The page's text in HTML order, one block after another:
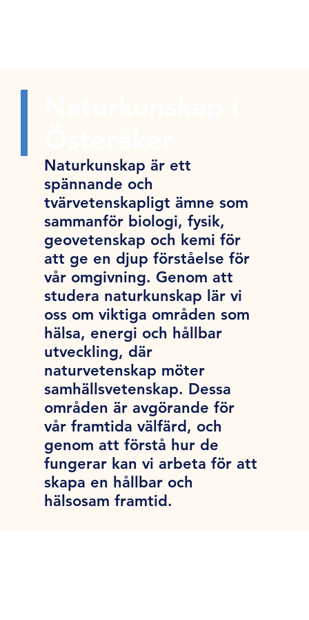
Naturkunskap är ett
spännande och
tvärvetenskapligt ämne som
sammanför biologi, fysik,
geovetenskap och kemi för
att ge en djup förståelse för
vår omgivning. Genom att
studera naturkunskap lär vi
oss om viktiga områden som
hälsa, energi och hållbar
utveckling, där
naturvetenskap möter
samhällsvetenskap. Dessa
områden är avgörande för
vår framtida välfärd, och
genom att förstå hur de
fungerar kan vi arbeta för att
skapa en hållbar och
hälsosam framtid.